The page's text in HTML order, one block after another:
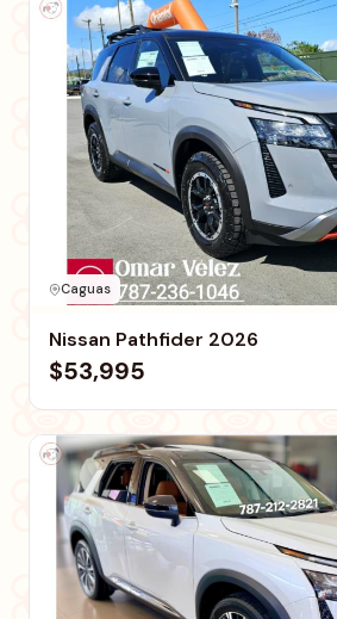
Caguas
Nissan Pathfider 2026
$53,995